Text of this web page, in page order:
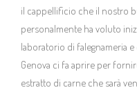
il cappellificio che il nostro
personalmente ha voluto
laboratorio di falegnameria
Genova ci fa aprire per
estratto di carne che sarà